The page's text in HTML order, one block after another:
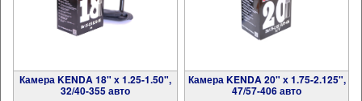
Камера KENDA 18" х 1.25-1.50",
32/40-355 авто
Камера KENDA 20" х 1.75-2.125",
47/57-406 авто